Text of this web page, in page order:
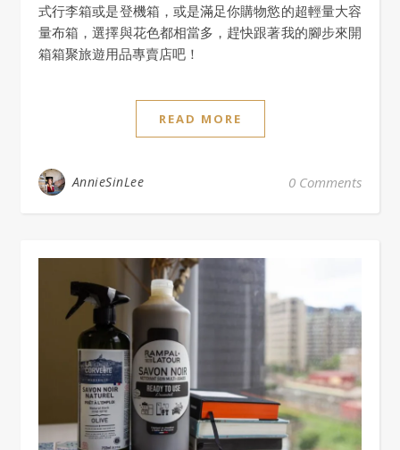
式行李箱或是登機箱，或是滿足你購物慾的超輕量大容
量布箱，選擇與花色都相當多，趕快跟著我的腳步來開
箱箱聚旅遊用品專賣店吧！
READ MORE
AnnieSinLee 0 Comments